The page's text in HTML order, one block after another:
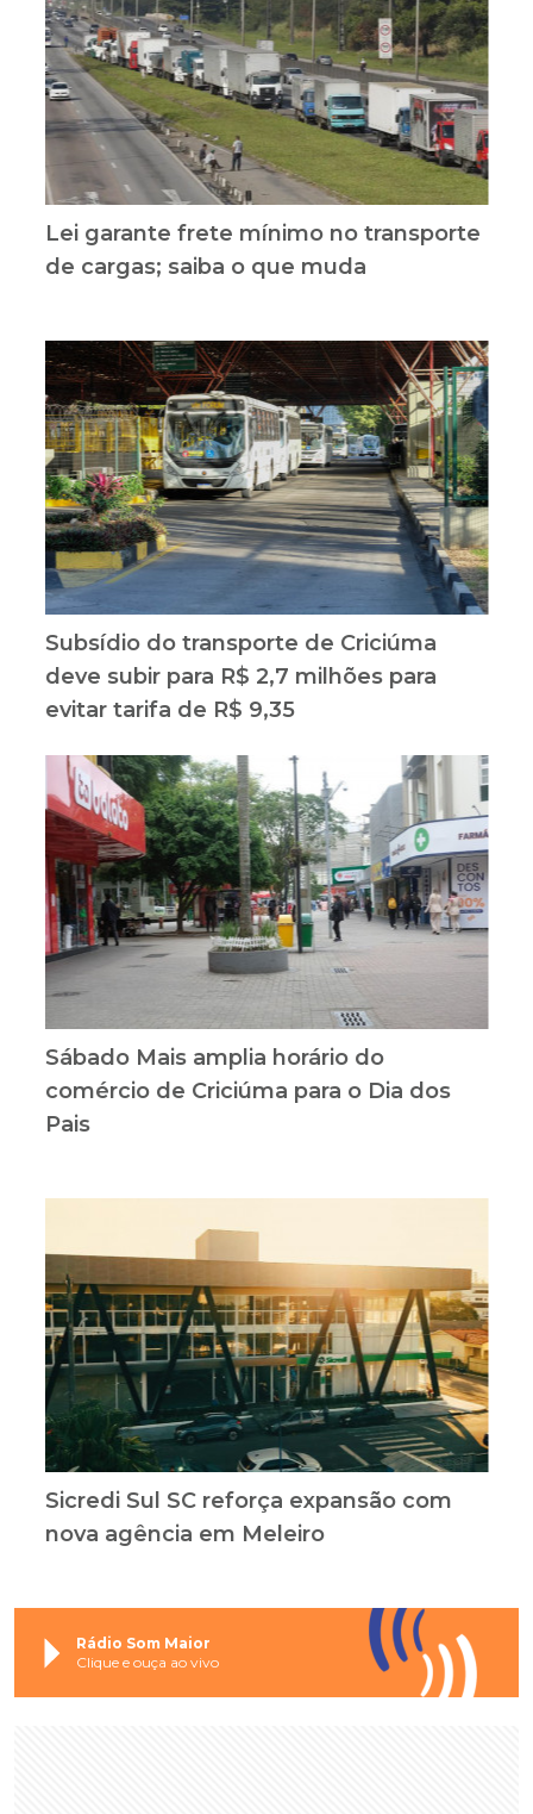
Lei garante frete mínimo no transporte
de cargas; saiba o que muda
Subsídio do transporte de Criciúma
deve subir para R$ 2,7 milhões para
evitar tarifa de R$ 9,35
Sábado Mais amplia horário do
comércio de Criciúma para o Dia dos
Pais
Sicredi Sul SC reforça expansão com
nova agência em Meleiro
Rádio Som Maior
Clique e ouça ao vivo